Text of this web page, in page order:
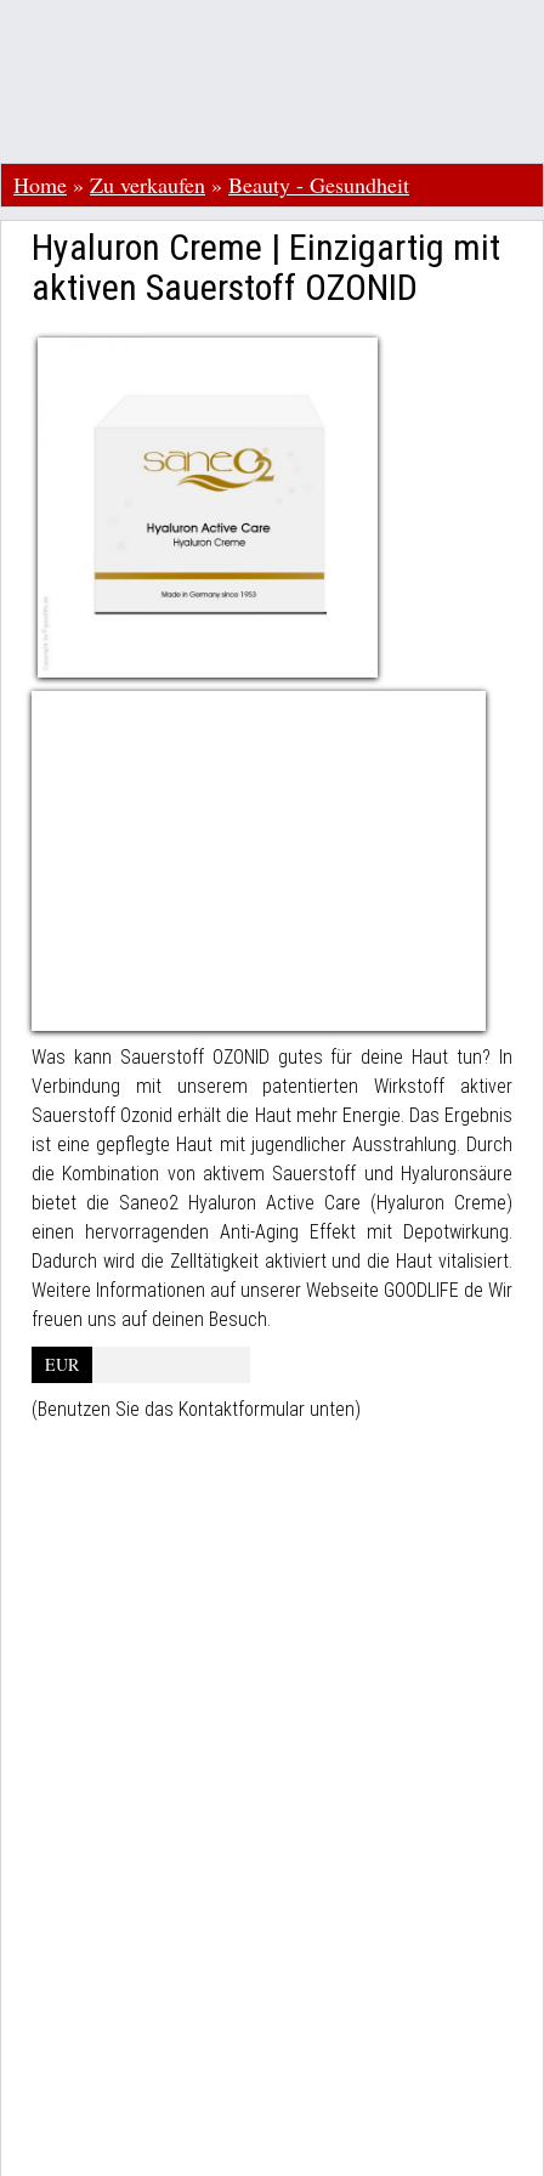
Home » Zu verkaufen » Beauty - Gesundheit
Hyaluron Creme | Einzigartig mit
aktiven Sauerstoff OZONID
Was kann Sauerstoff OZONID gutes für deine Haut tun? In
Verbindung mit unserem patentierten Wirkstoff aktiver
Sauerstoff Ozonid erhält die Haut mehr Energie. Das Ergebnis
ist eine gepflegte Haut mit jugendlicher Ausstrahlung. Durch
die Kombination von aktivem Sauerstoff und Hyaluronsäure
bietet die Saneo2 Hyaluron Active Care (Hyaluron Creme)
einen hervorragenden Anti-Aging Effekt mit Depotwirkung.
Dadurch wird die Zelltätigkeit aktiviert und die Haut vitalisiert.
Weitere Informationen auf unserer Webseite GOODLIFE de Wir
freuen uns auf deinen Besuch.
EUR
(Benutzen Sie das Kontaktformular unten)